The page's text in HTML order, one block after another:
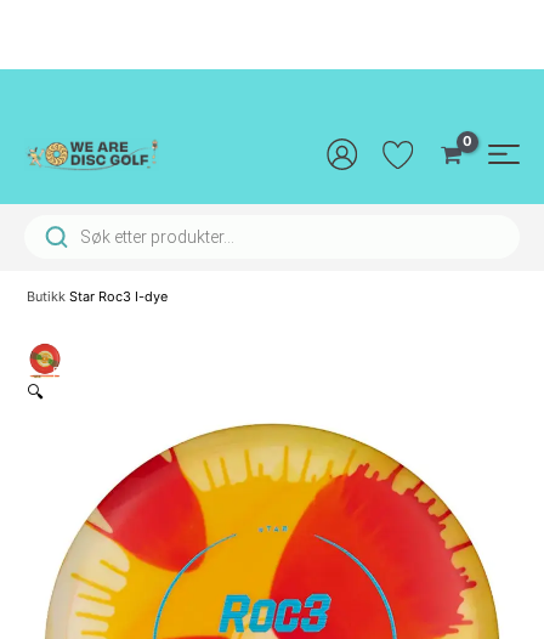
innholdet
Products search
Butikk Star Roc3 I-dye
🔍